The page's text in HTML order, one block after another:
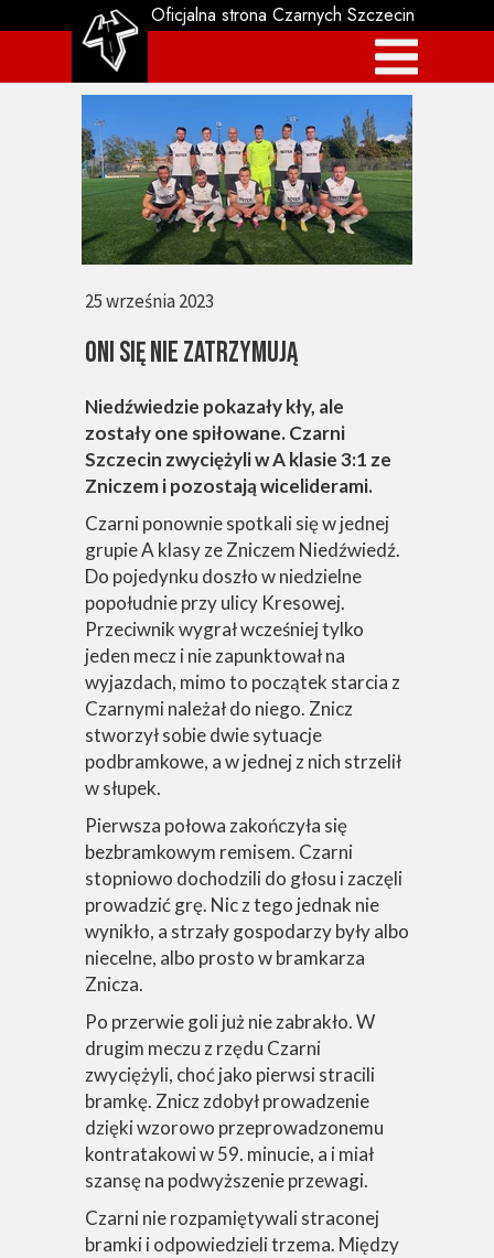
Niedźwiedzie pokazały kły, ale
zostały one spiłowane. Czarni
Szczecin zwyciężyli w A klasie 3:1 ze
Zniczem i pozostają wiceliderami.
Czarni ponownie spotkali się w jednej
grupie A klasy ze Zniczem Niedźwiedź.
Do pojedynku doszło w niedzielne
popołudnie przy ulicy Kresowej.
Przeciwnik wygrał wcześniej tylko
jeden mecz i nie zapunktował na
wyjazdach, mimo to początek starcia z
Czarnymi należał do niego. Znicz
stworzył sobie dwie sytuacje
podbramkowe, a w jednej z nich strzelił
w słupek.
Pierwsza połowa zakończyła się
bezbramkowym remisem. Czarni
stopniowo dochodzili do głosu i zaczęli
prowadzić grę. Nic z tego jednak nie
wynikło, a strzały gospodarzy były albo
niecelne, albo prosto w bramkarza
Znicza.
Po przerwie goli już nie zabrakło. W
drugim meczu z rzędu Czarni
zwyciężyli, choć jako pierwsi stracili
bramkę. Znicz zdobył prowadzenie
dzięki wzorowo przeprowadzonemu
kontratakowi w 59. minucie, a i miał
szansę na podwyższenie przewagi.
Czarni nie rozpamiętywali straconej
bramki i odpowiedzieli trzema. Między
ONI SIĘ NIE ZATRZYMUJĄ
25 września 2023
Oficjalna strona Czarnych Szczecin